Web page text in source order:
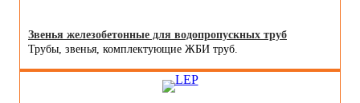
Звенья железобетонные для водопропускных труб
Трубы, звенья, комплектующие ЖБИ труб.